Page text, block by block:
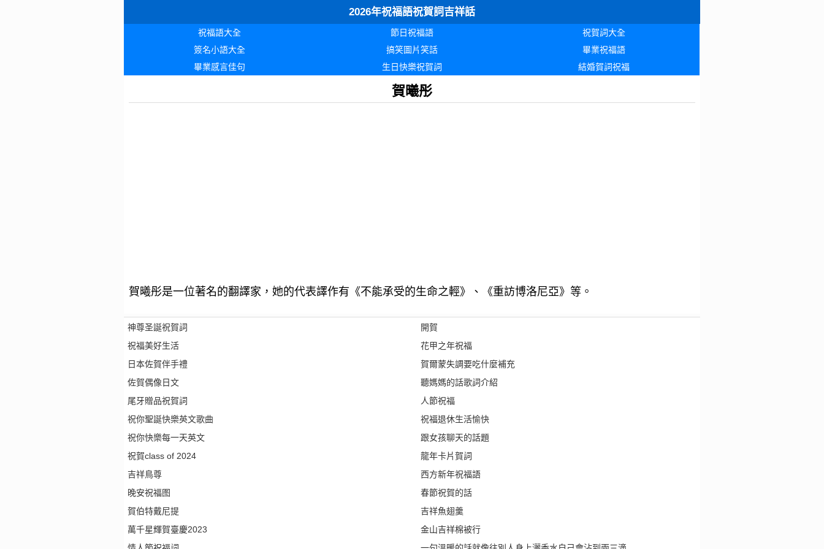
2026年祝福語祝賀詞吉祥話
祝福語大全 節日祝福語
祝賀詞大全
簽名小語大全
搞笑圖片笑話
畢業祝福語
畢業感言佳句
生日快樂祝賀詞 結婚賀詞祝福
賀曦彤
賀曦彤是一位著名的翻譯家，她的代表譯作有《不能承受的生命之輕》、《重訪博洛尼亞》等。
神尊圣誕祝賀詞
祝福美好生活
日本佐賀伴手禮
佐賀偶像日文
尾牙贈品祝賀詞
祝你聖誕快樂英文歌曲
祝你快樂每一天英文
祝賀class of 2024
吉祥鳥尊
晚安祝福图
賀伯特戴尼提
萬千星輝賀臺慶2023
開賀
花甲之年祝福
賀爾蒙失調要吃什麼補充
聽媽媽的話歌詞介紹
人節祝福
祝福退休生活愉快
跟女孩聊天的話題
龍年卡片賀詞
西方新年祝福語
春節祝賀的話
吉祥魚翅羹
金山吉祥棉被行